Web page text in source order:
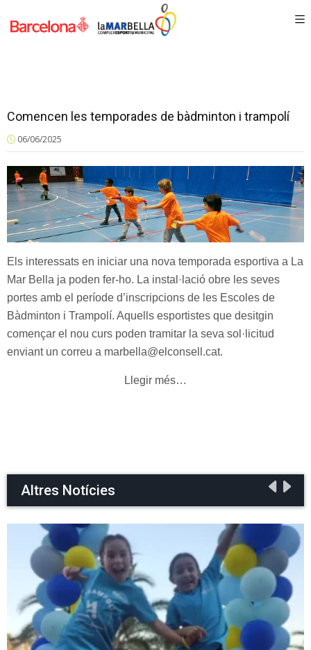
Comencen les temporades de bàdminton i trampolí
06/06/2025
Els interessats en iniciar una nova temporada esportiva a La
Mar Bella ja poden fer-ho. La instal·lació obre les seves
portes amb el període d’inscripcions de les Escoles de
Bàdminton i Trampolí. Aquells esportistes que desitgin
començar el nou curs poden tramitar la seva sol·licitud
enviant un correu a marbella@elconsell.cat.
Llegir més…
Altres Notícies